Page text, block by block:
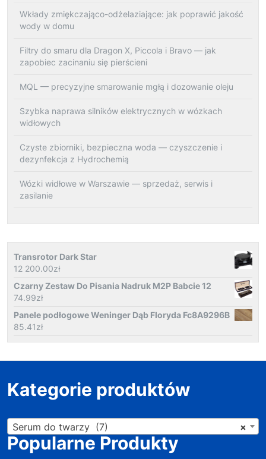
Wkłady zmiękczająco-odżelaziające: jak poprawić jakość
wody w domu
Filtry do smaru dla Dragon X, Piccola i Bravo — jak
zapobiec zacinaniu się pierścieni
MQL — precyzyjne smarowanie mgłą i dozowanie oleju
Szybka naprawa silników elektrycznych w wózkach
widłowych
Czyste zbiorniki, bezpieczna woda — czyszczenie i
dezynfekcja z Hydrochemią
Wózki widłowe w Warszawie — sprzedaż, serwis i
zasilanie
Transrotor Dark Star
12 200.00zł
Czarny Zestaw Do Pisania Nadruk M2P Babcie 12
74.99zł
Panele podłogowe Weninger Dąb Floryda Fc8A9296B
85.41zł
Kategorie produktów
×
Serum do twarzy (7)
Popularne Produkty